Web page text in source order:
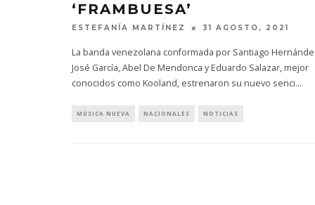
‘FRAMBUESA’
ESTEFANÍA MARTÍNEZ 31 AGOSTO, 2021
La banda venezolana conformada por Santiago
José García, Abel De Mendonca y Eduardo Salazar, mejor
conocidos como Kooland, estrenaron su nuevo senci...
MÚSICA NUEVA NACIONALES NOTICIAS